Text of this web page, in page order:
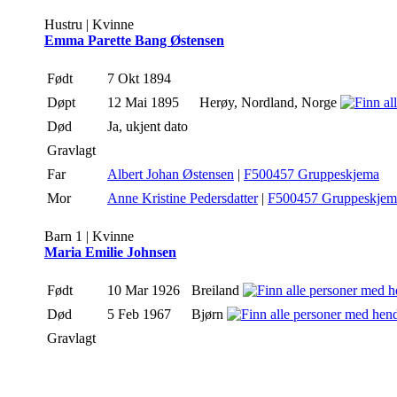
Hustru | Kvinne
Emma Parette Bang Østensen
Født
7 Okt 1894
Døpt
12 Mai 1895
Herøy, Nordland, Norge
Død
Ja, ukjent dato
Gravlagt
Far
Albert Johan Østensen | F500457 Gruppeskjema
Mor
Anne Kristine Pedersdatter| F500457
Barn 1 | Kvinne
Maria Emilie Johnsen
Født 10 Mar 1926
Breiland
Død
5 Feb 1967
Bjørn
Gravlagt